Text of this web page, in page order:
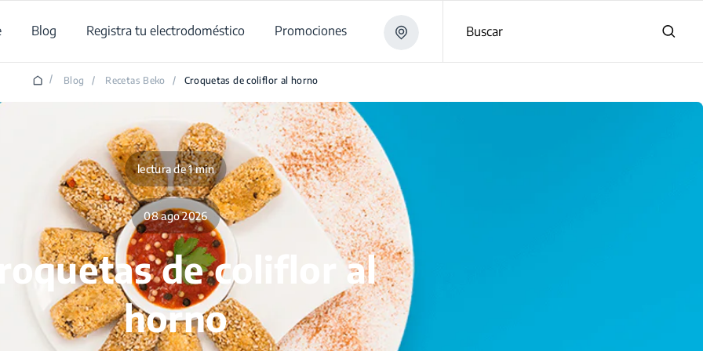
Blog Registra tu electrodoméstico Promociones Buscar
/ Blog / Recetas Beko / Croquetas de coliflor al horno
lectura de 1 min
08 ago 2026
de coliflor al
horno